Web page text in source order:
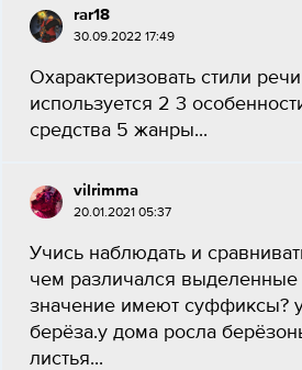
rar18
30.09.2022 17:49
Охарактеризовать стили
используется 2 3
средства 5 жанры​...
vilrimma
20.01.2021 05:37
Учись наблюдать и
чем различался выделенные
значение имеют суффиксы?
берёза.у дома росла
листья...